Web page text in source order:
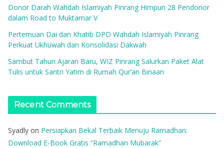
Donor Darah Wahdah Islamiyah Pinrang Himpun 28 Pendonor
dalam Road to Muktamar V
Pertemuan Dai dan Khatib DPD Wahdah Islamiyah Pinrang
Perkuat Ukhuwah dan Konsolidasi Dakwah
Sambut Tahun Ajaran Baru, WIZ Pinrang Salurkan Paket Alat
Tulis untuk Santri Yatim di Rumah Qur’an Binaan
Recent Comments
Syadly on Persiapkan Bekal Terbaik Menuju Ramadhan:
Download E-Book Gratis “Ramadhan Mubarak”